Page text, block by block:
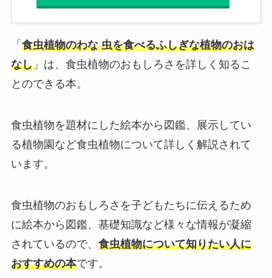
「 食虫植物のわな 虫を食べるふしぎな植物のおは
なし」は、食虫植物のおもしろさを詳しく知るこ
とのできる本。
食虫植物を題材にした絵本から図鑑、展示してい
る植物園など食虫植物について詳しく解説されて
います。
食虫植物のおもしろさを子どもたちに伝えるため
に絵本から図鑑、基礎知識など様々な情報が凝縮
されているので、 食虫植物について知りたい人に
おすすめの本です。